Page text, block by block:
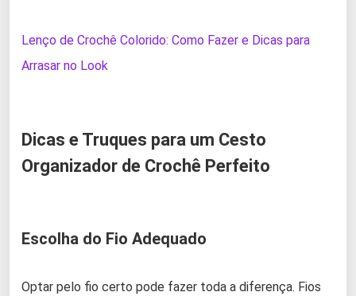
Lenço de Crochê Colorido: Como Fazer e Dicas para
Arrasar no Look
Dicas e Truques para um Cesto
Organizador de Crochê Perfeito
Escolha do Fio Adequado
Optar pelo fio certo pode fazer toda a diferença. Fios